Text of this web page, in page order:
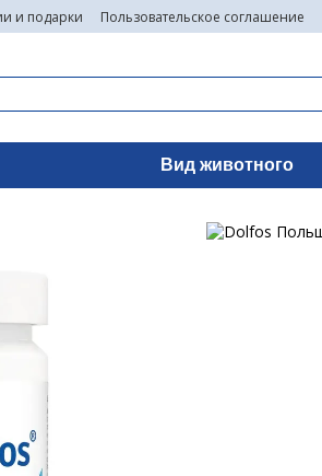
и подарки Пользовательское соглашение
Вид животного